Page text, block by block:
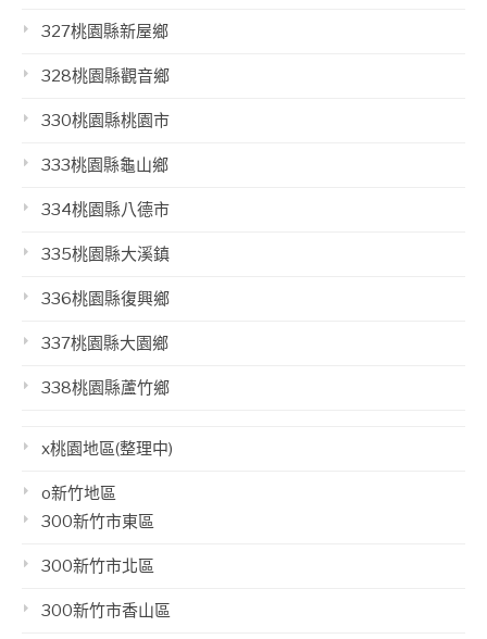
327桃園縣新屋鄉
328桃園縣觀音鄉
330桃園縣桃園市
333桃園縣龜山鄉
334桃園縣八德市
335桃園縣大溪鎮
336桃園縣復興鄉
337桃園縣大園鄉
338桃園縣蘆竹鄉
x桃園地區(整理中)
o新竹地區
300新竹市東區
300新竹市北區
300新竹市香山區